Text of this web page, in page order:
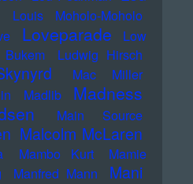
Louis Moholo-Moholo
Loveparade
Low
Bukem Ludwig Hirsch
Mac Miller
Madlib
Madness
Main Source
Malcolm McLaren
Mambo Kurt
Mamie
Manfred Mann Mani